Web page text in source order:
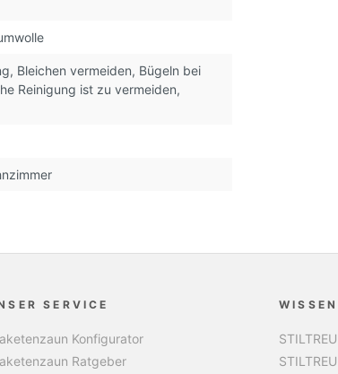
, Bleichen vermeiden, Bügeln bei
Reinigung ist zu vermeiden,
SERVICE
Konfigurator
Ratgeber